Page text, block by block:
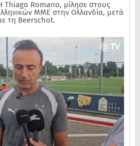
Thiago Romano, μίλησε στους
ΜΜΕ στην Ολλανδία, μετά
τη Beerschot.